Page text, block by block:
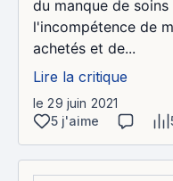
du manque de
l'incompétence de
achetés et de...
Lire la critique
le 29 juin 2021
5 j'aime